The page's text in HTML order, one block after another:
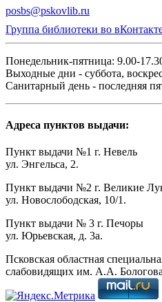
posbs@pskovlib.ru
Группа библиотеки во
Понедельник-пятница: 9.00-
Выходные дни - суббота,
Санитарный день - последняя
Адреса пунктов выдачи:
Пункт выдачи №1 г. Невель
ул. Энгельса, 2.
Пункт выдачи №2 г. Великие
ул. Новослободская, 10/1.
Пункт выдачи № 3 г. Печоры
ул. Юрьевская, д. 3а.
Псковская областная
слабовидящих им. А.А.